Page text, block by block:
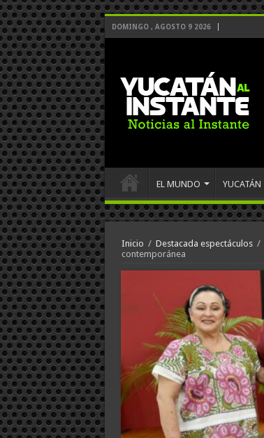
DOMINGO , AGOSTO 9 2026
EL MUNDO YUCATÁN
Inicio / Destacada espectáculos /
contemporánea